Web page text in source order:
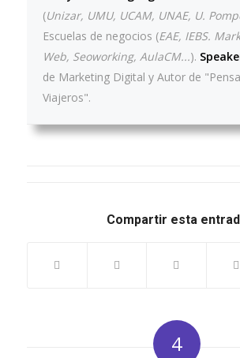
(Unizar, UMU, UCAM, UNAE, U.
Escuelas de negocios (EAE, IEBS.
Web, Seoworking, AulaCM...).
de Marketing Digital y Autor de
Viajeros".
Compartir esta
4